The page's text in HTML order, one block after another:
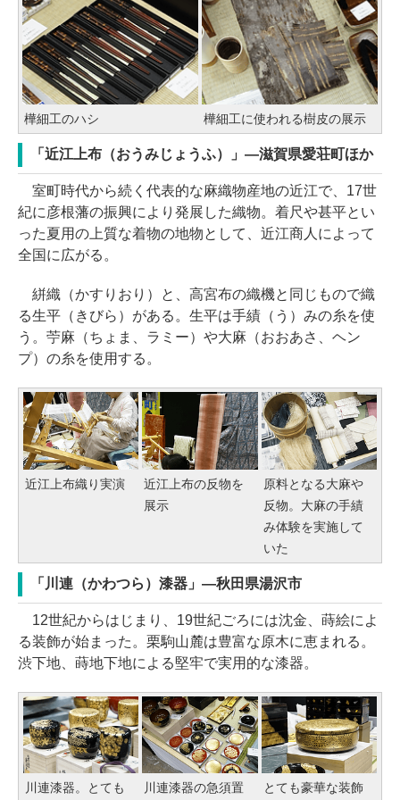
樺細工のハシ 樺細工に使われる樹皮の展示
「近江上布（おうみじょうふ）」―滋賀県愛荘町ほか
室町時代から続く代表的な麻織物産地の近江で、17世
紀に彦根藩の振興により発展した織物。着尺や甚平とい
った夏用の上質な着物の地物として、近江商人によって
全国に広がる。
絣織（かすりおり）と、高宮布の織機と同じもので織
る生平（きびら）がある。生平は手績（う）みの糸を使
う。苧麻（ちょま、ラミー）や大麻（おおあさ、ヘン
プ）の糸を使用する。
近江上布織り実演
近江上布の反物を
展示
原料となる大麻や
反物。大麻の手績
み体験を実施して
いた
「川連（かわつら）漆器」―秋田県湯沢市
12世紀からはじまり、19世紀ごろには沈金、蒔絵によ
る装飾が始まった。栗駒山麓は豊富な原木に恵まれる。
渋下地、蒔地下地による堅牢で実用的な漆器。
川連漆器。とても 川連漆器の急須置 とても豪華な装飾